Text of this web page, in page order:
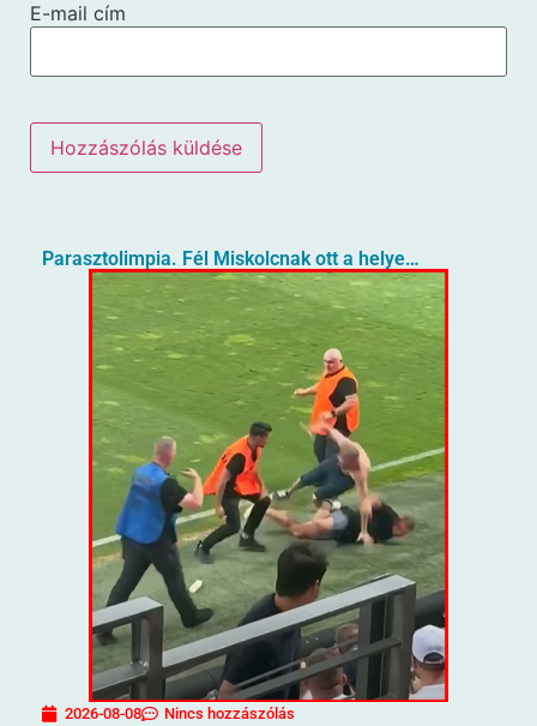
E-mail cím
Parasztolimpia. Fél Miskolcnak ott a helye…
2026-08-08 Nincs hozzászólás